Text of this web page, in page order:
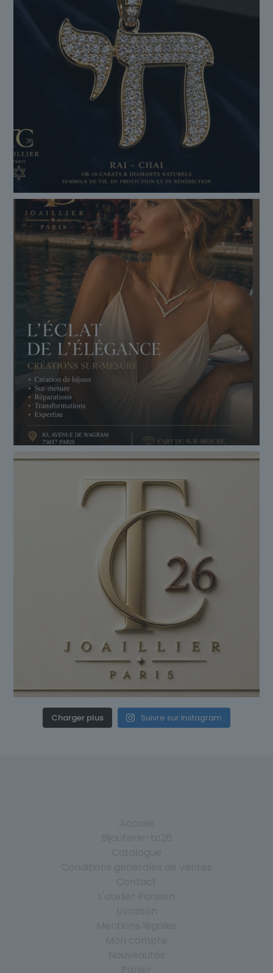
Charger plus Suivre sur Instagram